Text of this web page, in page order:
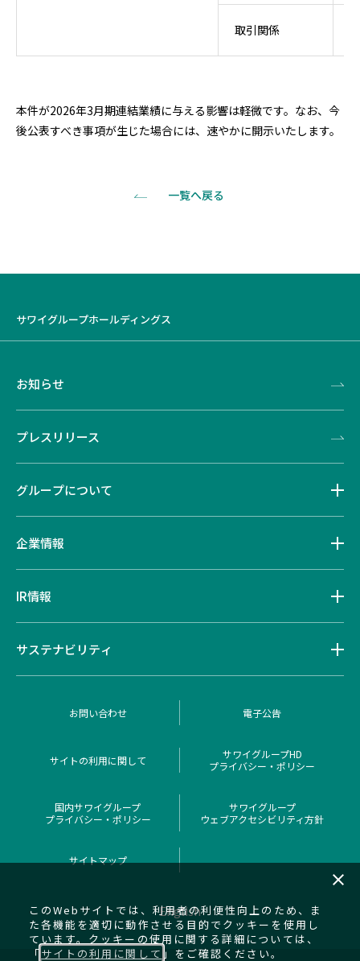
取引関係
本件が2026年3月期連結業績に与える影響は軽微です。なお、今
後公表すべき事項が生じた場合には、速やかに開示いたします。
一覧へ戻る
サワイグループホールディングス
お知らせ
プレスリリース
グループについて
企業情報
IR情報
サステナビリティ
お問い合わせ 電子公告
サイトの利用に関して
サワイグループHD
プライバシー・ポリシー
国内サワイグループ
プライバシー・ポリシー
サワイグループ
ウェブアクセシビリティ方針
サイトマップ
English
このWebサイトでは、利用者の利便性向上のため、ま
た各機能を適切に動作させる目的でクッキーを使用し
ています。クッキーの使用に関する詳細については、
「 サイトの利用に関して 」をご確認ください。
close